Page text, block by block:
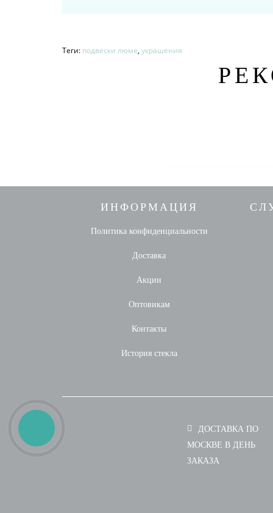
Теги: подвески люме, украшения
ИНФОРМАЦИЯ
Политика конфиденциальности
Доставка
Акции
Оптовикам
Контакты
История стекла
ДОСТАВКА ПО
МОСКВЕ В ДЕНЬ
ЗАКАЗА